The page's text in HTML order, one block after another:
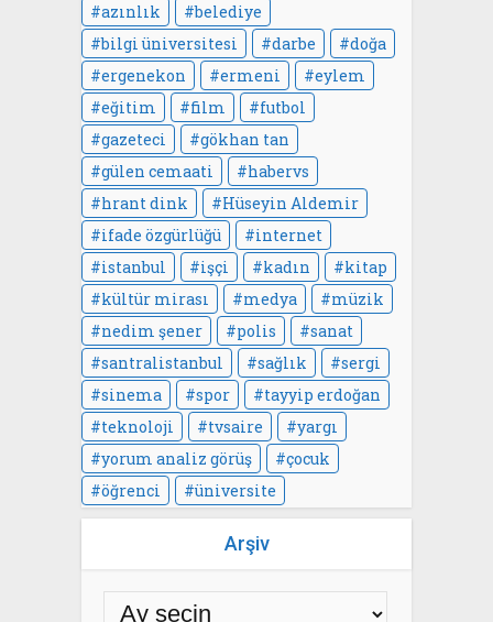
azınlık
belediye
bilgi üniversitesi
darbe
doğa
ergenekon
ermeni
eylem
eğitim
film
futbol
gazeteci
gökhan tan
gülen cemaati
habervs
hrant dink
Hüseyin Aldemir
ifade özgürlüğü
internet
istanbul
işçi kadın
kitap
kültür mirası
medya
müzik
nedim şener
polis
sanat
santralistanbul
sağlık
sergi
sinema
spor
tayyip erdoğan
teknoloji
tvsaire
yargı
yorum analiz görüş
çocuk
öğrenci
üniversite
Arşiv